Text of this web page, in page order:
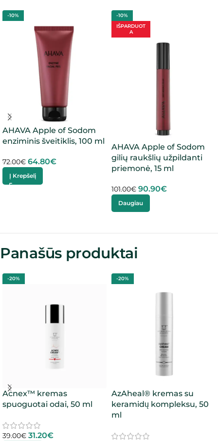
-10%
AHAVA Apple of Sodom
enziminis šveitiklis, 100 ml
72.00€ 64.80€
Į Krepšelį
-10%
IŠPARDUOT
A
AHAVA Apple of Sodom
gilių raukšlių užpildanti
priemonė, 15 ml
101.00€ 90.90€
Daugiau
Panašūs produktai
-20%
Acnex™ kremas
spuoguotai odai, 50 ml
39.00€ 31.20€
-20%
AzAheal® kremas su
keramidų kompleksu, 50
ml